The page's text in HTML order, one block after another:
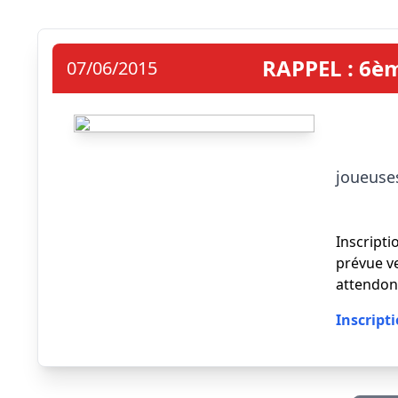
07/06/2015 RAPPEL :
prévue